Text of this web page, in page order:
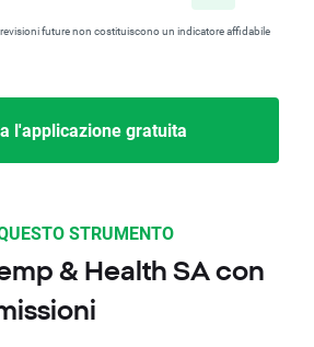
future non costituiscono un indicatore affidabile
l'applicazione gratuita
STRUMENTO
& Health SA con